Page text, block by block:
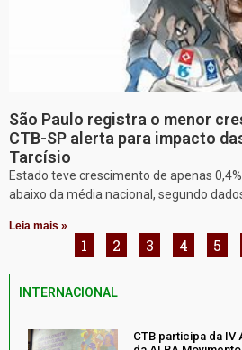
São Paulo registra o menor
CTB-SP alerta para impacto
Tarcísio
Estado teve crescimento de apenas
abaixo da média nacional, segundo
Leia mais »
1 2 3 4 5
INTERNACIONAL
CTB participa da IV